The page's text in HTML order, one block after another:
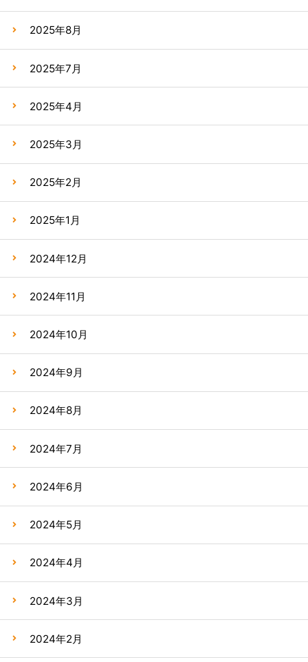
2025年8月
2025年7月
2025年4月
2025年3月
2025年2月
2025年1月
2024年12月
2024年11月
2024年10月
2024年9月
2024年8月
2024年7月
2024年6月
2024年5月
2024年4月
2024年3月
2024年2月